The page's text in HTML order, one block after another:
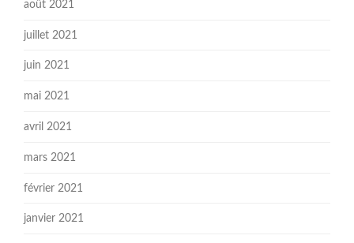
août 2021
juillet 2021
juin 2021
mai 2021
avril 2021
mars 2021
février 2021
janvier 2021